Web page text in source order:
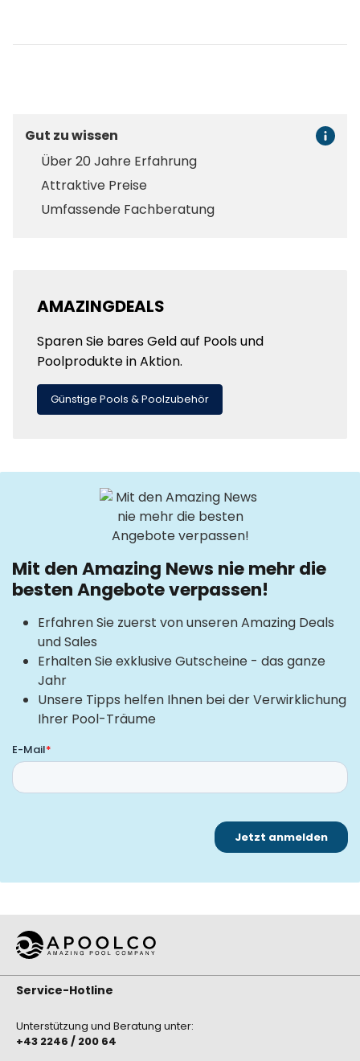
Gut zu wissen
Über 20 Jahre Erfahrung
Attraktive Preise
Umfassende Fachberatung
AMAZINGDEALS
Sparen Sie bares Geld auf Pools und
Poolprodukte in Aktion.
Günstige Pools & Poolzubehör
Mit den Amazing News nie mehr die
besten Angebote verpassen!
Erfahren Sie zuerst von unseren Amazing Deals
und Sales
Erhalten Sie exklusive Gutscheine - das ganze
Jahr
Unsere Tipps helfen Ihnen bei der Verwirklichung
Ihrer Pool-Träume
Service-Hotline
Unterstützung und Beratung unter:
+43 2246 / 200 64